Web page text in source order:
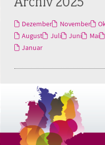
Dezember November
August
Juli Juni Mai
Januar